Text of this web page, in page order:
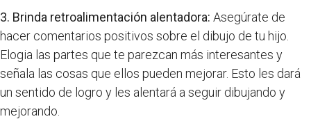
3. Brinda retroalimentación alentadora: Asegúrate de
hacer comentarios positivos sobre el dibujo de tu hijo.
Elogia las partes que te parezcan más interesantes y
señala las cosas que ellos pueden mejorar. Esto les dará
un sentido de logro y les alentará a seguir dibujando y
mejorando.